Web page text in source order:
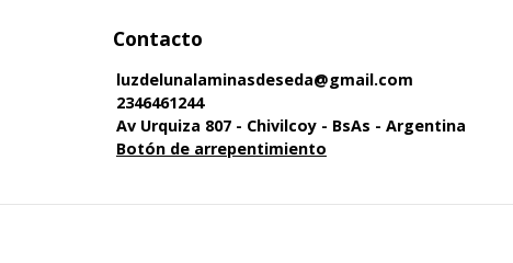
Contacto
luzdelunalaminasdeseda@gmail.com
2346461244
Av Urquiza 807 - Chivilcoy - BsAs - Argentina
Botón de arrepentimiento